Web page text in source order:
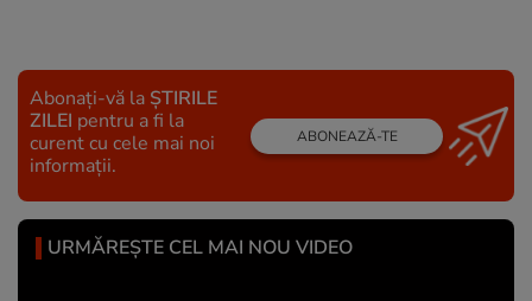
Abonați-vă la ȘTIRILE
ZILEI pentru a fi la
curent cu cele mai noi
informații.
ABONEAZĂ-TE
URMĂREȘTE CEL MAI NOU VIDEO